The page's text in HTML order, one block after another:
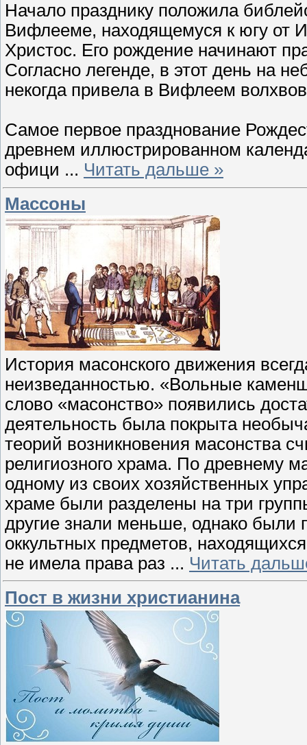
Начало празднику положила
Вифлееме, находящемуся к югу от
Христос. Его рождение начинают
Согласно легенде, в этот день на
некогда привела в Вифлеем
Самое первое празднование
древнем иллюстрированном
офици ... Читать дальше »
Массоны
История масонского движения
неизведанностью. «Вольные
слово «масонство» появились
деятельность была покрыта
теорий возникновения масонства
религиозного храма. По древнему
одному из своих хозяйственных
храме были разделены на три
другие знали меньше, однако были
оккультных предметов,
не имела права раз ... Читать
Пост в жизни христианина